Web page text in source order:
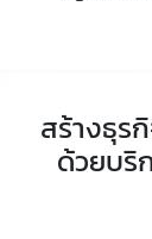
สร้างธุร
ด้วยบริ